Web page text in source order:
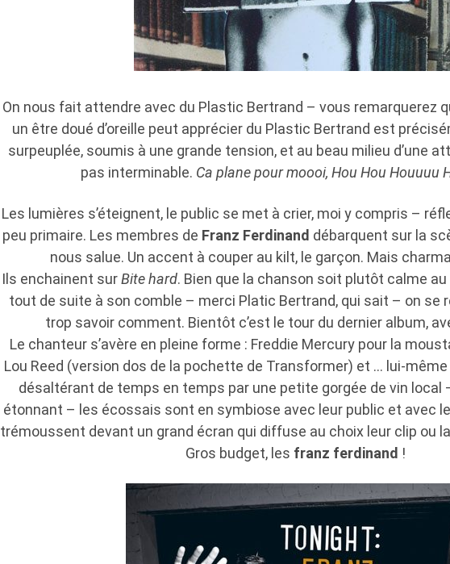
On nous fait attendre avec du Plastic Bertrand – vous remarquerez
un être doué d’oreille peut apprécier du Plastic Bertrand est
surpeuplée, soumis à une grande tension, et au beau milieu d’une
pas interminable. Ca plane pour moooi, Hou Hou Houuuu
Les lumières s’éteignent, le public se met à crier, moi y compris –
peu primaire. Les membres de Franz Ferdinand débarquent sur la
nous salue. Un accent à couper au kilt, le garçon. Mais
Ils enchainent surBite hard. Bien que la chanson soit plutôt calme au
tout de suite à son comble – merci Platic Bertrand, qui sait – on se
trop savoir comment. Bientôt c’est le tour du dernier album,
Le chanteur s’avère en pleine forme : Freddie Mercury pour la
Lou Reed (version dos de la pochette de Transformer) et … lui-
désaltérant de temps en temps par une petite gorgée de vin local
étonnant – les écossais sont en symbiose avec leur public et avec
trémoussent devant un grand écran qui diffuse au choix leur clip ou
Gros budget, les franz ferdinand !